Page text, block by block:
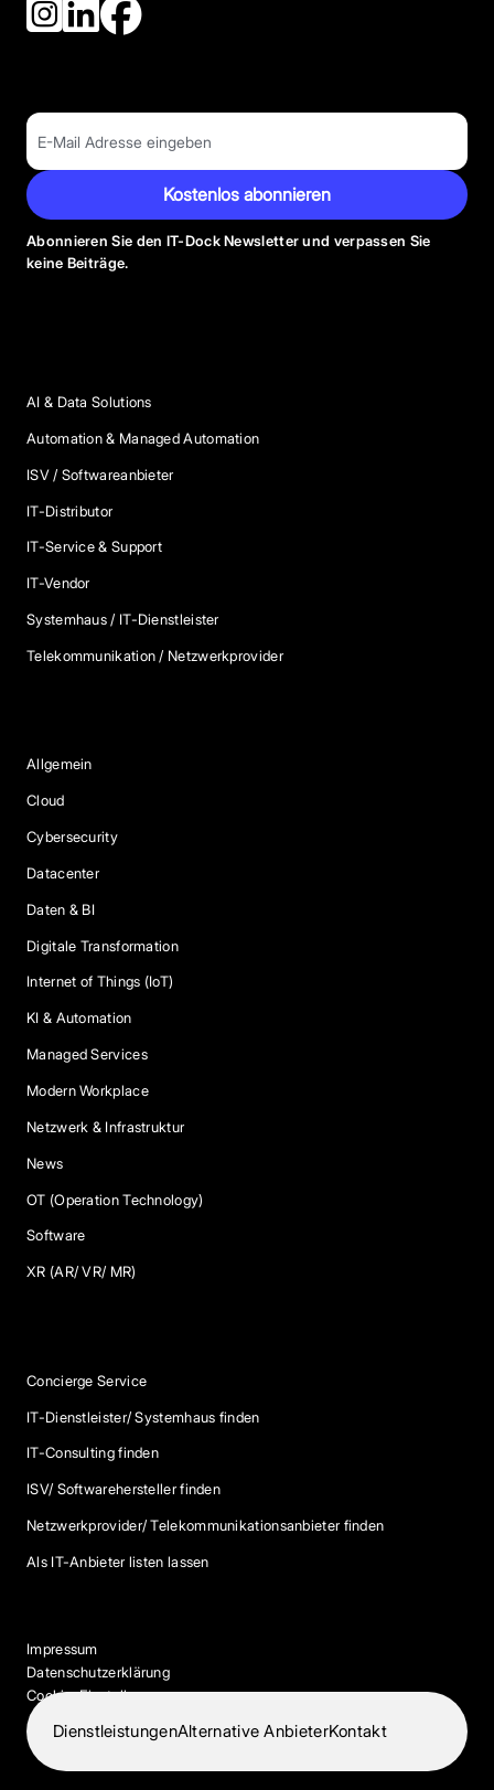
DienstleistungenAlternative AnbieterKontakt
Kostenlos abonnieren
Abonnieren Sie den IT-Dock Newsletter und verpassen Sie
keine Beiträge.
AI & Data Solutions
Automation & Managed Automation
ISV / Softwareanbieter
IT-Distributor
IT-Service & Support
IT-Vendor
Systemhaus / IT-Dienstleister
Telekommunikation / Netzwerkprovider
Allgemein
Cloud
Cybersecurity
Datacenter
Daten & BI
Digitale Transformation
Internet of Things (IoT)
KI & Automation
Managed Services
Modern Workplace
Netzwerk & Infrastruktur
News
OT (Operation Technology)
Software
XR (AR/ VR/ MR)
Concierge Service
IT-Dienstleister/ Systemhaus finden
IT-Consulting finden
ISV/ Softwarehersteller finden
Netzwerkprovider/ Telekommunikationsanbieter finden
Als IT-Anbieter listen lassen
© 2026 IT-Dock. Alle Rechte vorbehalten.
Impressum
Datenschutzerklärung
Cookie-Einstellungen